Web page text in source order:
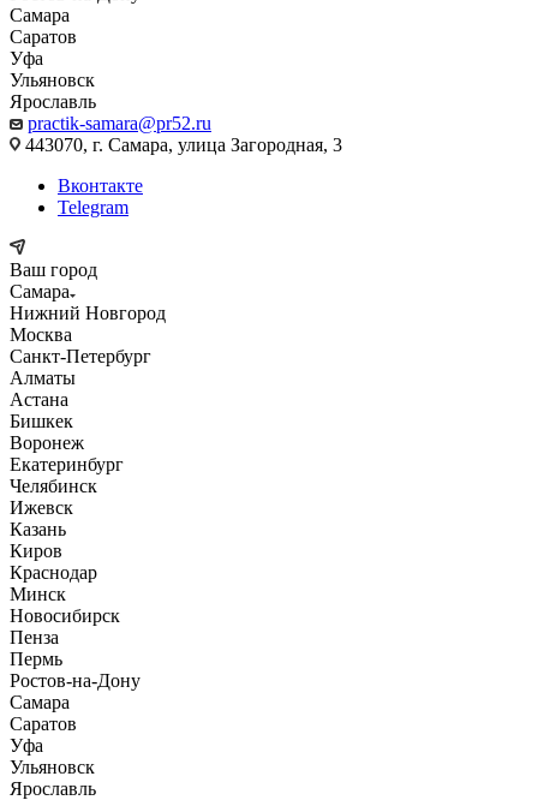
Самара
Саратов
Уфа
Ульяновск
Ярославль
practik-samara@pr52.ru
443070, г. Самара, улица Загородная, 3
Вконтакте
Telegram
Ваш город
Самара
Нижний Новгород
Москва
Санкт-Петербург
Алматы
Астана
Бишкек
Воронеж
Екатеринбург
Челябинск
Ижевск
Казань
Киров
Краснодар
Минск
Новосибирск
Пенза
Пермь
Ростов-на-Дону
Самара
Саратов
Уфа
Ульяновск
Ярославль